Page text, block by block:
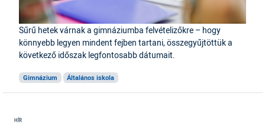
Sűrű hetek várnak a gimnáziumba felvételizőkre – hogy
könnyebb legyen mindent fejben tartani, összegyűjtöttük a
következő időszak legfontosabb dátumait.
Gimnázium Általános iskola